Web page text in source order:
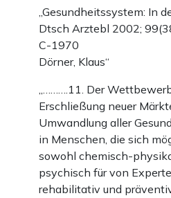
„Gesundheitssystem: In
Dtsch Arztebl 2002;
C-1970
Dörner, Klaus“
„……….11. Der
Erschließung neuer
Umwandlung aller
in Menschen, die sich
sowohl chemisch-
psychisch für von
rehabilitativ und